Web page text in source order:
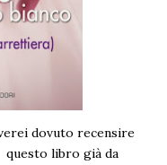
dovuto recensire
questo libro già da